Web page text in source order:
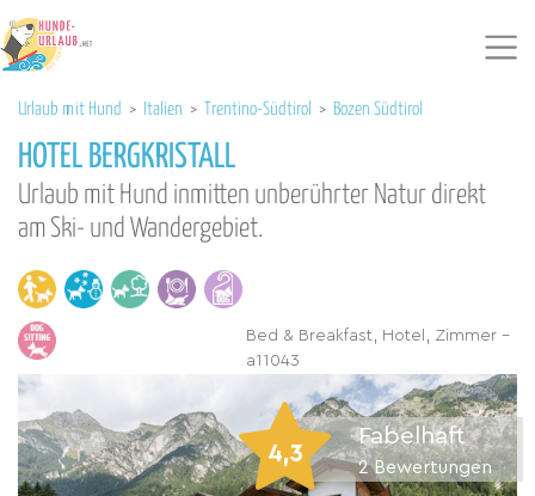
Urlaub mit Hund > Italien > Trentino-Südtirol > Bozen Südtirol
HOTEL BERGKRISTALL
Urlaub mit Hund inmitten unberührter Natur direkt
am Ski- und Wandergebiet.
Bed & Breakfast, Hotel, Zimmer -
a11043
4,3
Fabelhaft
2 Bewertungen